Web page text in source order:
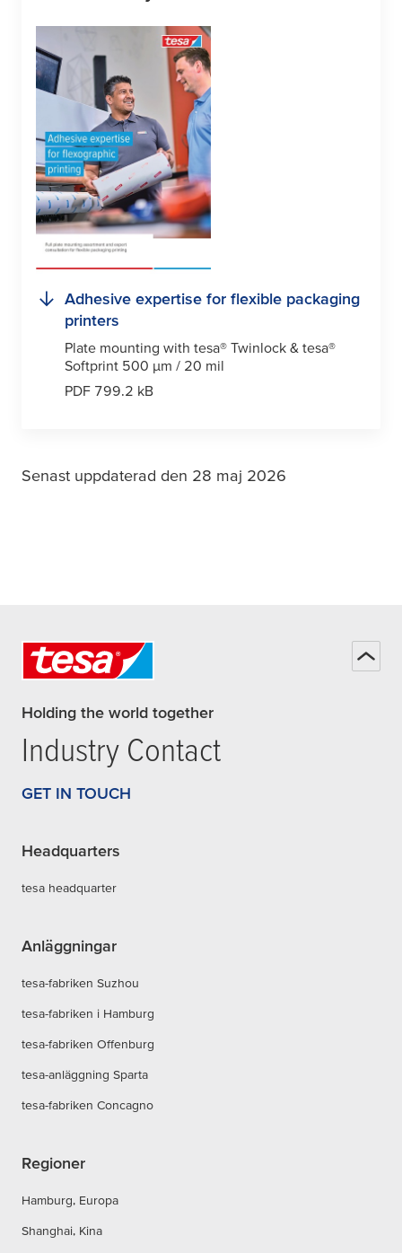
Adhesive expertise for flexible packaging
printers
Plate mounting with tesa® Twinlock & tesa®
Softprint 500 µm / 20 mil
PDF 799.2 kB
Senast uppdaterad den 28 maj 2026
Holding the world together
Industry Contact
GET IN TOUCH
Headquarters
tesa headquarter
Anläggningar
tesa-fabriken Suzhou
tesa-fabriken i Hamburg
tesa-fabriken Offenburg
tesa-anläggning Sparta
tesa-fabriken Concagno
Regioner
Hamburg, Europa
Shanghai, Kina